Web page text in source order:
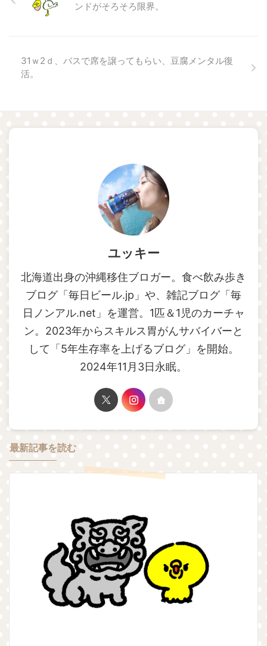
ンドがそろそろ限界。
31ｗ2ｄ、バスで席を譲ってもらい、豆腐メンタル復
活。
ユッキー
北海道出身の沖縄移住ブロガー。食べ飲み歩き
ブログ「毎日ビール.jp」や、雑記ブログ「毎
日ノンアル.net」を運営。1匹＆1児のカーチャ
ン。2023年からスキルス胃がんサバイバーと
して「5年生存率を上げるブログ」を開始。
2024年11月3日永眠。
最新記事を読む